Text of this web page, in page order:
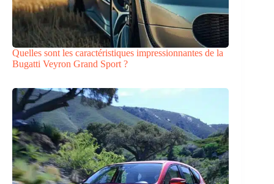
Quelles sont les caractéristiques impressionnantes de la
Bugatti Veyron Grand Sport ?